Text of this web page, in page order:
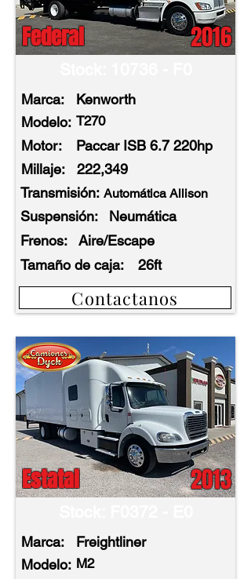
Federal 2016
Marca:
Kenworth
Modelo: T270
Motor:
Paccar ISB 6.7 220hp
Millaje:
222,349
Transmisión: Automática Allison
Suspensión:
Neumática
Frenos:
Aire/Escape
Tamaño de caja:
26ft
Contactanos
Estatal 2013
Marca:
Freightliner
Modelo: M2